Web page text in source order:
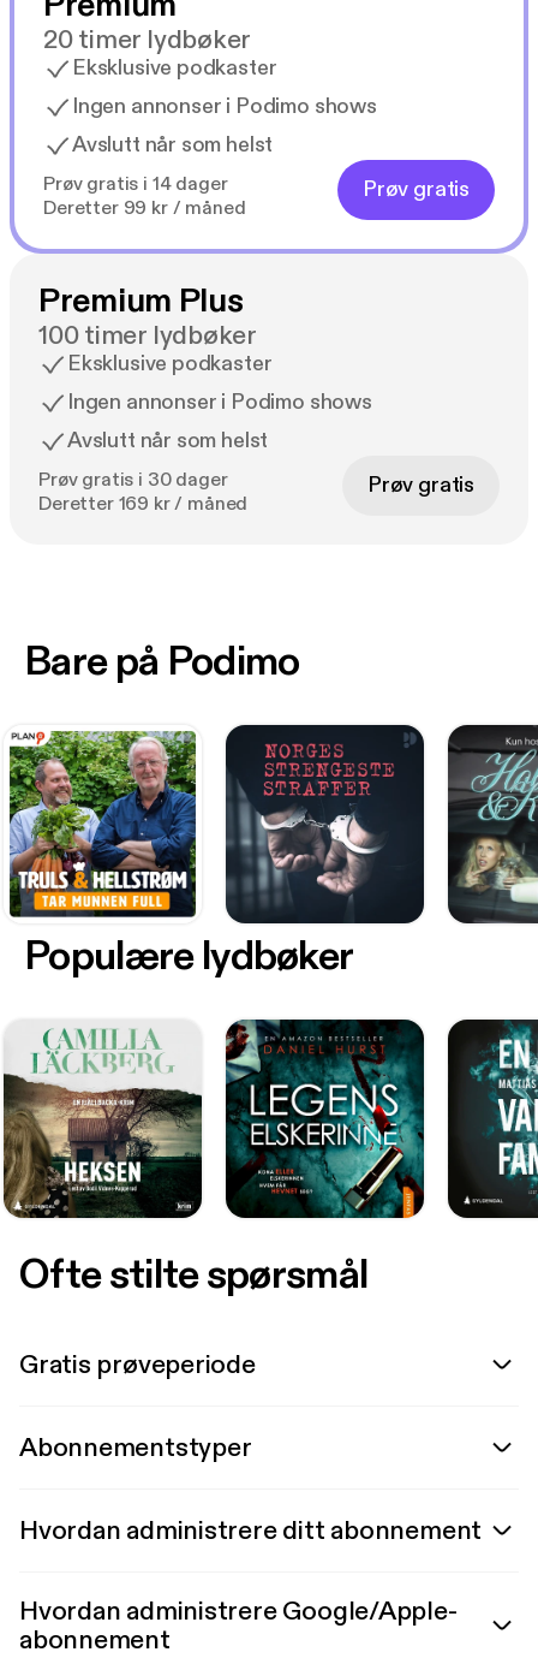
20 timer lydbøker
Eksklusive podkaster
Ingen annonser i Podimo shows
Avslutt når som helst
Prøv gratis i 14 dager
Deretter 99 kr / måned
Prøv gratis
Premium Plus
100 timer lydbøker
Eksklusive podkaster
Ingen annonser i Podimo shows
Avslutt når som helst
Prøv gratis i 30 dager
Deretter 169 kr / måned
Prøv gratis
Bare på Podimo
Populære lydbøker
Ofte stilte spørsmål
Gratis prøveperiode
Abonnementstyper
Hvordan administrere ditt abonnement
Hvordan administrere Google/Apple-
abonnement